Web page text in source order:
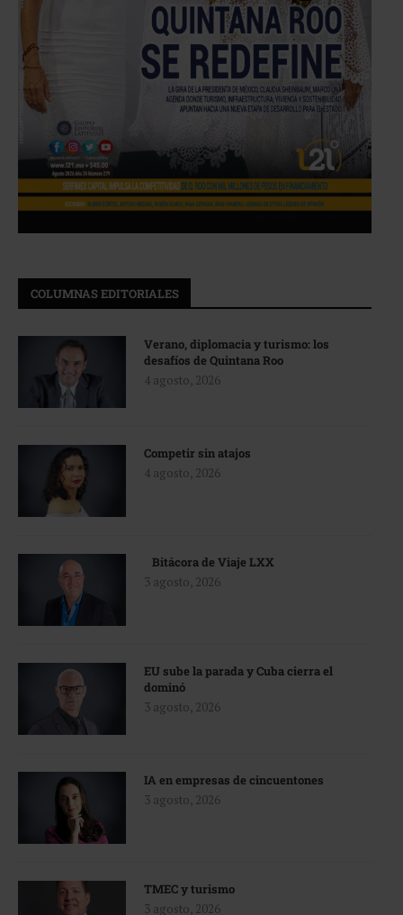
COLUMNAS EDITORIALES
Verano, diplomacia y turismo: los
desafíos de Quintana Roo
4 agosto, 2026
Competir sin atajos
4 agosto, 2026
Bitácora de Viaje LXX
3 agosto, 2026
EU sube la parada y Cuba cierra el
dominó
3 agosto, 2026
IA en empresas de cincuentones
3 agosto, 2026
TMEC y turismo
3 agosto, 2026